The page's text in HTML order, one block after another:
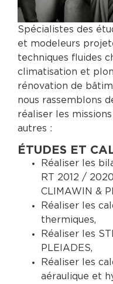
Spécialistes des
et modeleurs
techniques fluides
climatisation et
rénovation de
nous rassemblons
réaliser les
autres :
ÉTUDES ET
Réaliser les
RT 2012 /
CLIMAWIN &
Réaliser les
thermiques,
Réaliser les
PLEIADES,
Réaliser les
aéraulique et